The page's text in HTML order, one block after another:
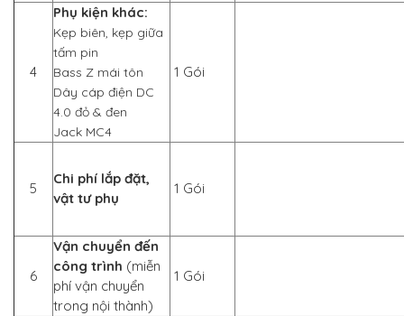
4
Phụ kiện khác:
Kẹp biên, kẹp giữa
tấm pin
Bass Z mái tôn
Dây cáp điện DC
4.0 đỏ & đen
Jack MC4
1 Gói
5
Chi phí lắp đặt,
vật tư phụ
1 Gói
6
Vận chuyển đến
công trình (miễn
phí vận chuyển
trong nội thành)
1 Gói